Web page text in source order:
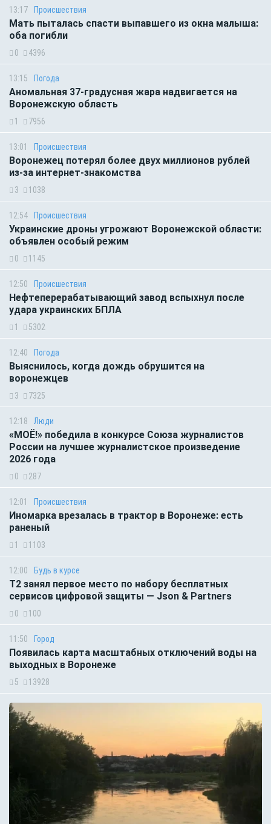
13:17 Происшествия
Мать пыталась спасти выпавшего из окна малыша:
оба погибли
0 4396
13:15 Погода
Аномальная 37-градусная жара надвигается на
Воронежскую область
1 7956
13:01 Происшествия
Воронежец потерял более двух миллионов рублей
из-за интернет-знакомства
3 1038
12:54 Происшествия
Украинские дроны угрожают Воронежской области:
объявлен особый режим
0 1145
12:50 Происшествия
Нефтеперерабатывающий завод вспыхнул после
удара украинских БПЛА
1 5302
12:40 Погода
Выяснилось, когда дождь обрушится на
воронежцев
3 7325
12:18 Люди
«МОЁ!» победила в конкурсе Союза журналистов
России на лучшее журналистское произведение
2026 года
0 287
12:01 Происшествия
Иномарка врезалась в трактор в Воронеже: есть
раненый
1 1103
12:00 Будь в курсе
Т2 занял первое место по набору бесплатных
сервисов цифровой защиты — Json & Partners
0 100
11:50 Город
Появилась карта масштабных отключений воды на
выходных в Воронеже
5 13928